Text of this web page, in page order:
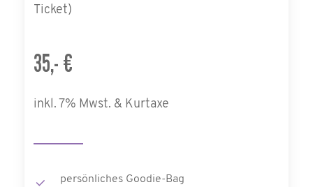
Ticket)
35,- €
inkl. 7% Mwst. & Kurtaxe
persönliches Goodie-Bag